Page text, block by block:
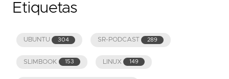
Etiquetas
UBUNTU 304 SR-PODCAST 289
SLIMBOOK 153 LINUX 149